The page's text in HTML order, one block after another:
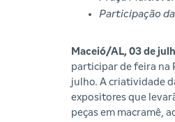
Participação
Maceió/AL, 03 de
participar de feira na
julho. A criatividade
expositores que
peças em macramê,